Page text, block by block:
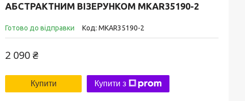
АБСТРАКТНИМ ВІЗЕРУНКОМ MKAR35190-2
Готово до відправки Код: MKAR35190-2
2 090 ₴
Купити Купити з